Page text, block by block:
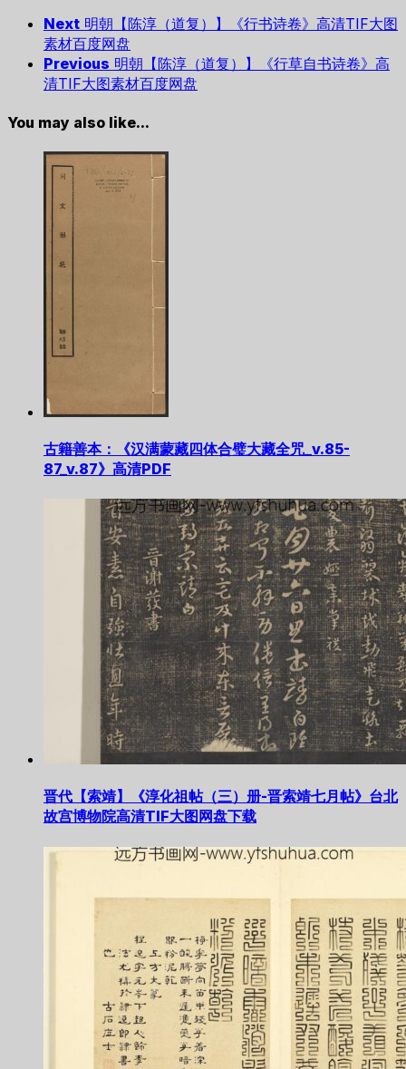
Next 明朝【陈淳（道复）】《行书诗卷》高清TIF大图
素材百度网盘
Previous 明朝【陈淳（道复）】《行草自书诗卷》高
清TIF大图素材百度网盘
You may also like...
古籍善本：《汉满蒙藏四体合璧大藏全咒_v.85-
87_v.87》高清PDF
晋代【索靖】《淳化祖帖（三）册-晋索靖七月帖》台北
故宫博物院高清TIF大图网盘下载